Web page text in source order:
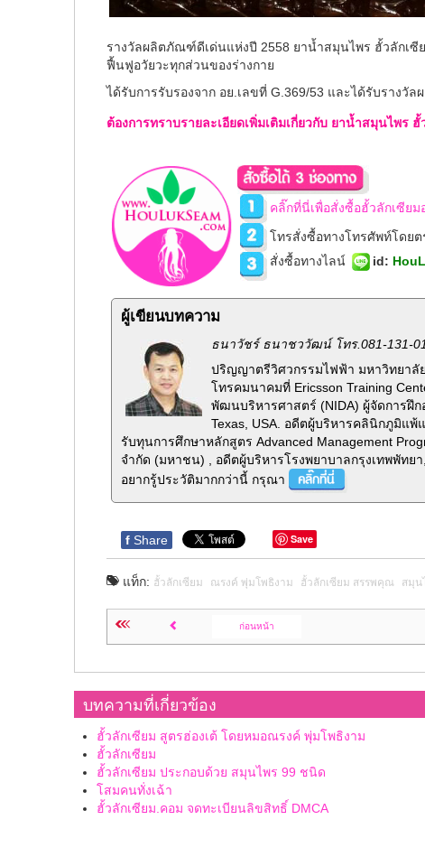
รางวัลผลิตภัณฑ์ดีเด่นแห่งปี 2558 ยาน้ำสมุนไพร ฮั้วลักเ
ฟื้นฟูอวัยวะทุกส่วนของร่างกาย
ได้รับการรับรองจาก อย.เลขที่ G.369/53 และได้รับรางวั
ต้องการทราบรายละเอียดเพิ่มเติมเกี่ยวกับ ยาน้ำสมุนไพร ฮั้
คลิ๊กที่นี่เพื่อสั่งซื้อฮั้วลักเซีย
โทรสั่งซื้อทางโทรศัพท์โดยต
สั่งซื้อทางไลน์
id:
ผู้เขียนบทความ
ธนาวัชร์ ธนาชววัฒน์ โทร.081-131-
ปริญญาตรีวิศวกรรมไฟฟ้า มหาวิทยาลั
โทรคมนาคมที่ Ericsson Training
พัฒนบริหารศาสตร์ (NIDA) ผู้จัดการฝึ
Texas, USA. อดีตผู้บริหารคลินิกภูมิแพ้
รับทุนการศึกษาหลักสูตร Advanced Management
จำกัด (มหาชน) , อดีตผู้บริหารโรงพยาบาลกรุงเทพพัทย
อยากรู้ประวัติมากกว่านี้ กรุณา
f Share Save
แท็ก: ฮั้วลักเซียม ณรงค์ พุ่มโพธิงาม ฮั้วลักเซียม สรรพคุณ สมุน
ก่อนหน้า
บทความที่เกี่ยวข้อง
ฮั้วลักเซียม สูตรฮ่องเต้ โดยหมอณรงค์ พุ่มโพธิงาม
ฮั้วลักเซียม
ฮั้วลักเซียม ประกอบด้วย สมุนไพร 99 ชนิด
โสมคนทั่งเฉ้า
ฮั้วลักเซียม.คอม จดทะเบียนลิขสิทธิ์ DMCA